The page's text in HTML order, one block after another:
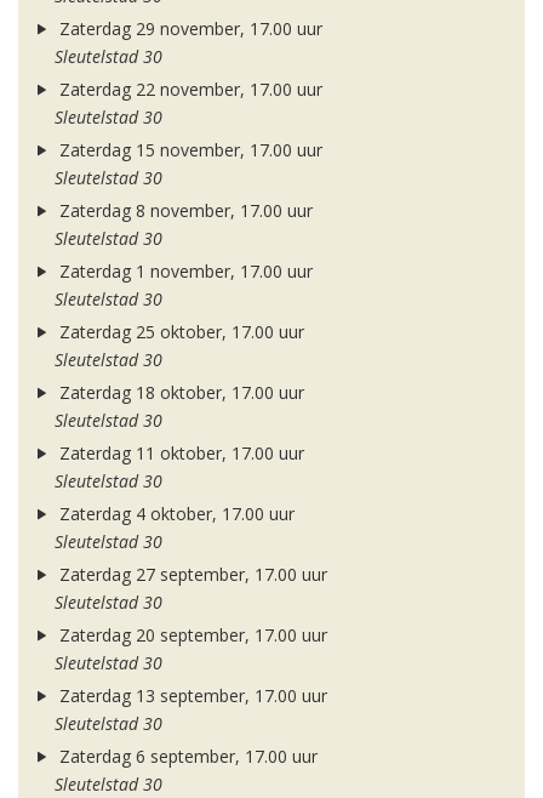
Zaterdag 29 november, 17.00 uur
Sleutelstad 30
Zaterdag 22 november, 17.00 uur
Sleutelstad 30
Zaterdag 15 november, 17.00 uur
Sleutelstad 30
Zaterdag 8 november, 17.00 uur
Sleutelstad 30
Zaterdag 1 november, 17.00 uur
Sleutelstad 30
Zaterdag 25 oktober, 17.00 uur
Sleutelstad 30
Zaterdag 18 oktober, 17.00 uur
Sleutelstad 30
Zaterdag 11 oktober, 17.00 uur
Sleutelstad 30
Zaterdag 4 oktober, 17.00 uur
Sleutelstad 30
Zaterdag 27 september, 17.00 uur
Sleutelstad 30
Zaterdag 20 september, 17.00 uur
Sleutelstad 30
Zaterdag 13 september, 17.00 uur
Sleutelstad 30
Zaterdag 6 september, 17.00 uur
Sleutelstad 30